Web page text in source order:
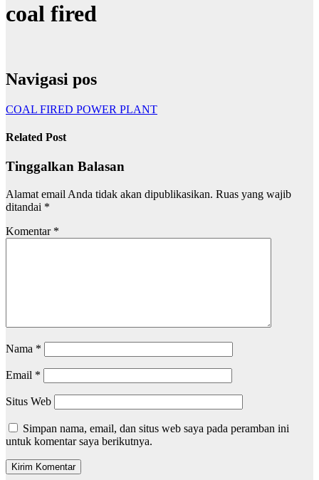
coal fired
Navigasi pos
COAL FIRED POWER PLANT
Related Post
Tinggalkan Balasan
Alamat email Anda tidak akan dipublikasikan. Ruas yang wajib
ditandai *
Komentar *
Nama *
Email *
Situs Web
Simpan nama, email, dan situs web saya pada peramban ini
untuk komentar saya berikutnya.